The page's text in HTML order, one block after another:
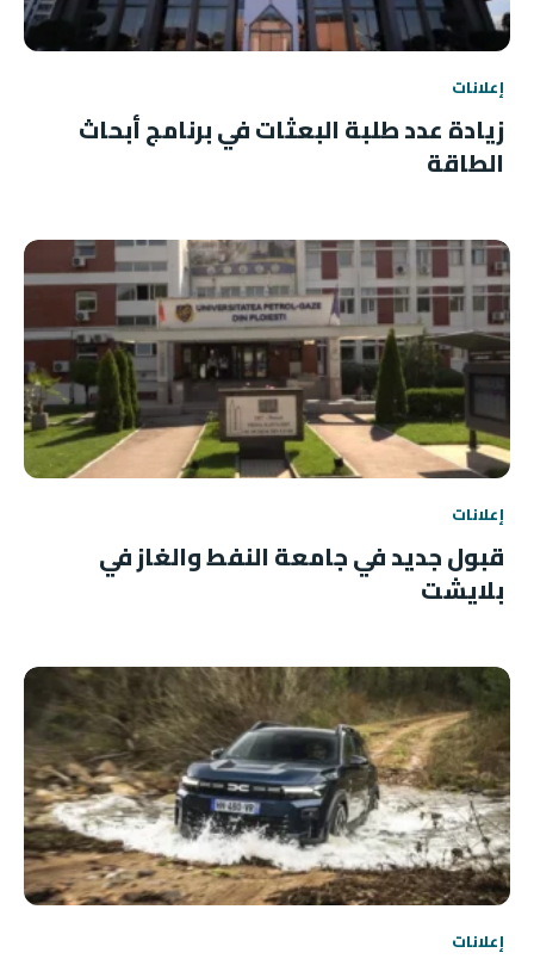
إعلانات
زيادة عدد طلبة البعثات في برنامج أبحاث
الطاقة
إعلانات
قبول جديد في جامعة النفط والغاز في
بلايشت
إعلانات